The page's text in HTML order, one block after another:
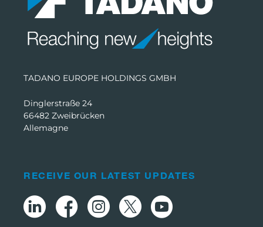
TADANO EUROPE HOLDINGS GMBH
Dinglerstraße 24
66482 Zweibrücken
Allemagne
RECEIVE OUR LATEST UPDATES